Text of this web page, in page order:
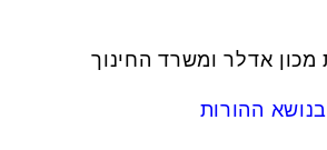
אדלר ומשרד החינוך
ההורות